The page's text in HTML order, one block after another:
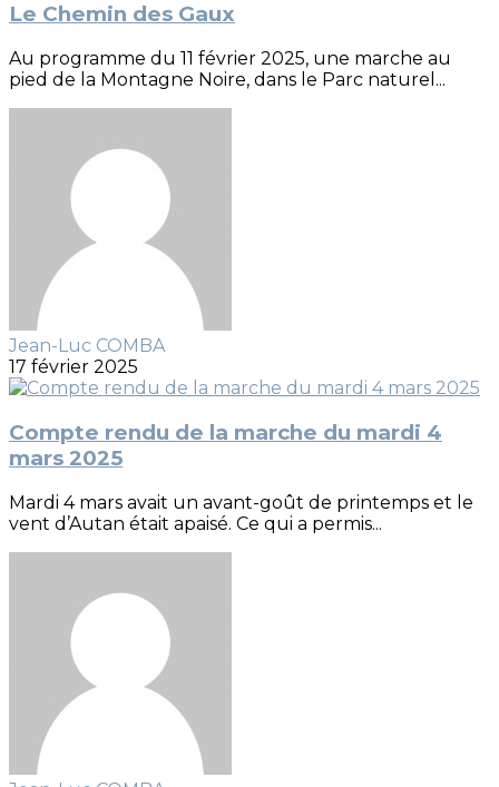
Le Chemin des Gaux
Au programme du 11 février 2025, une marche au
pied de la Montagne Noire, dans le Parc naturel...
Jean-Luc COMBA
17 février 2025
Compte rendu de la marche du mardi 4
mars 2025
Mardi 4 mars avait un avant-goût de printemps et le
vent d’Autan était apaisé. Ce qui a permis...